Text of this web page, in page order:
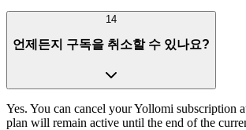
14
언제든지 구독을 취소할 수 있나요?
Yes. You can cancel your Yollomi subscription
plan will remain active until the end of the